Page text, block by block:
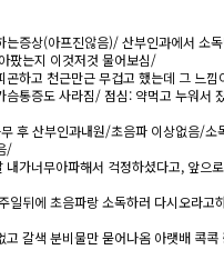
프진않음)/ 산부인과에서 소독받으러오라고 연락
팠는지 이것저것 물어보심/
곤하고 천근만근 무겁고 했는데 그 느낌
슴통증도 사라짐/ 점심: 약먹고 누워서
후 산부인과내원/초음파 이상없음/소
/
내가너무아파해서 걱정하셨다고, 앞으
일뒤에 초음파랑 소독하러 다시오라고
고 갈색 분비물만 묻어나옴 아랫배 콕콕